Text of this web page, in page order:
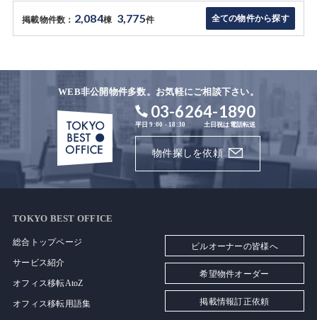
掲載物件数： 2,084棟 3,775件 全ての物件から探す
WEB非公開物件多数。お気軽にご相談下さい。
03-6264-1890
平日 9:00 - 18:30 土日祝は電話転送
物件探しを依頼
TOKYO BEST OFFICE
総合トップページ
サービス紹介
オフィス移転AtoZ
オフィス移転用語集
ビルオーナーの皆様へ
希望物件オーダー
掲載情報訂正依頼